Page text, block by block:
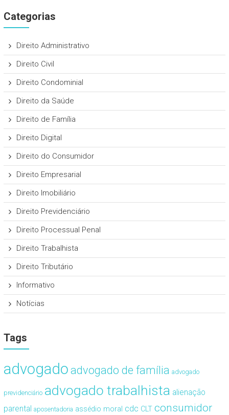
Categorias
Direito Administrativo
Direito Civil
Direito Condominial
Direito da Saúde
Direito de Família
Direito Digital
Direito do Consumidor
Direito Empresarial
Direito Imobiliário
Direito Previdenciário
Direito Processual Penal
Direito Trabalhista
Direito Tributário
Informativo
Notícias
Tags
advogado advogado de família advogado
previdenciário advogado trabalhista alienação
parental aposentadoria assédio moral cdc CLT consumidor